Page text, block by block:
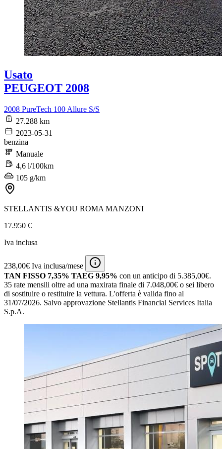
Usato
PEUGEOT 2008
2008 PureTech 100 Allure S/S
27.288 km
2023-05-31
benzina
Manuale
4,6 l/100km
105 g/km
STELLANTIS &YOU ROMA MANZONI
17.950 €
Iva inclusa
238,00€ Iva inclusa/mese
TAN FISSO 7,35% TAEG 9,95% con un anticipo di 5.385,00€.
35 rate mensili oltre ad una maxirata finale di 7.048,00€ o sei libero
di sostituire o restituire la vettura. L'offerta è valida fino al
31/07/2026. Salvo approvazione Stellantis Financial Services Italia
S.p.A.